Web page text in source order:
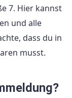
7. Hier kannst
und alle
dass du in
musst.